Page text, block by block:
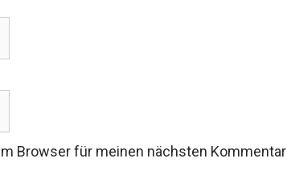
Browser für meinen nächsten Kommentar